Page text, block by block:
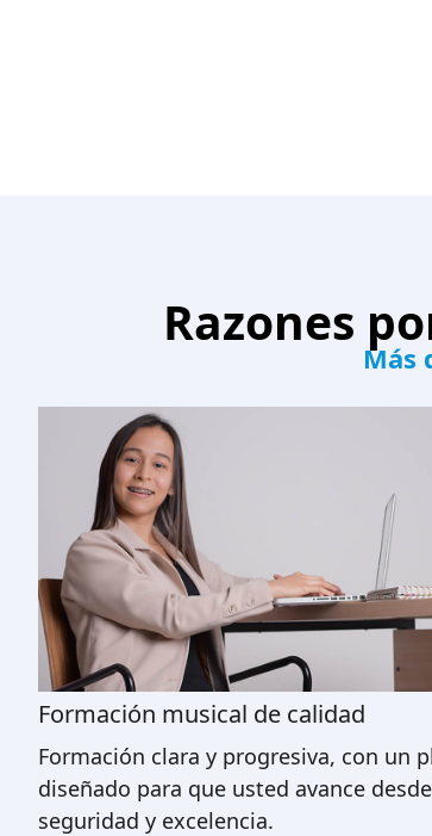
Razones
Más
Formación musical de calidad
Formación clara y progresiva, con un
diseñado para que usted avance
seguridad y excelencia.